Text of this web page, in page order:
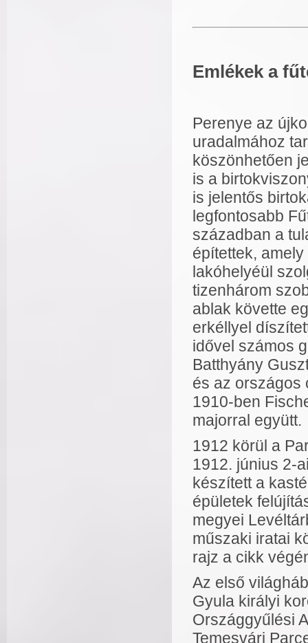
Emlékek a
Perenye az
uradalmához
köszönhetően
is a
is jelentős
legfontosabb
században a
építettek,
lakóhelyéül
tizenhárom
ablak követte
erkéllyel
idővel számos
Batthyány
és az országos
1910-ben
majorral együtt.
1912 körül a
1912. június 2-
készített a
épületek
megyei
műszaki iratai
rajz a cikk
Az első
Gyula királyi
Országgyűlési
Temesvári